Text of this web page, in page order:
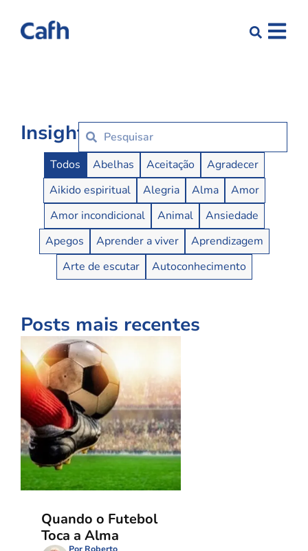
Insights
Insights Buttons
Todos Abelhas Aceitação
Agradecer
Aikido espiritual
Alegria Alma
Amor
Amor incondicional
Animal
Ansiedade
Apegos
Aprender a viver
Aprendizagem
Arte de escutar
Autoconhecimento
Posts mais recentes
Quando o Futebol
Toca a Alma